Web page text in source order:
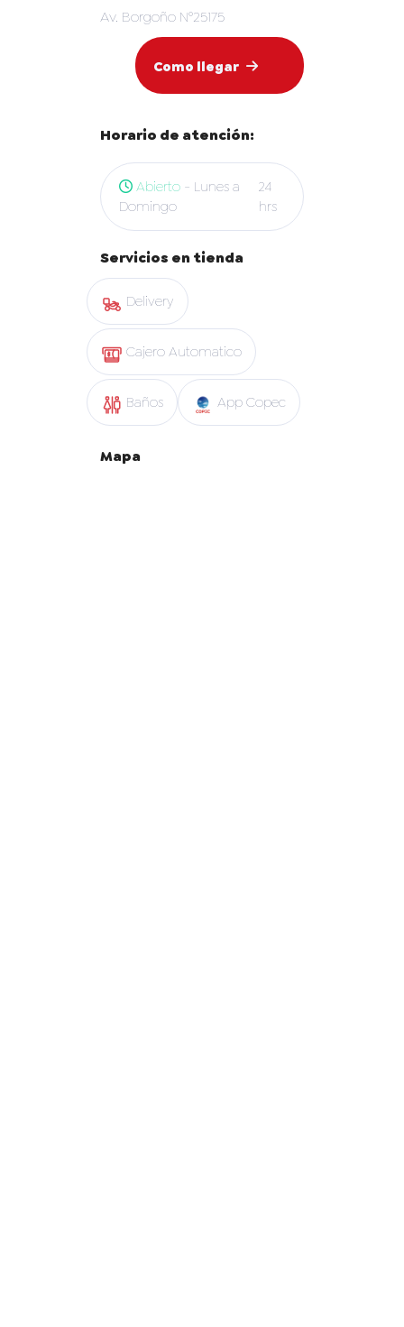
Av. Borgoño N°25175
Como llegar
Horario de atención:
Abierto - Lunes a
Domingo
24
hrs
Servicios en tienda
Delivery
Cajero Automatico
Baños App Copec
Mapa